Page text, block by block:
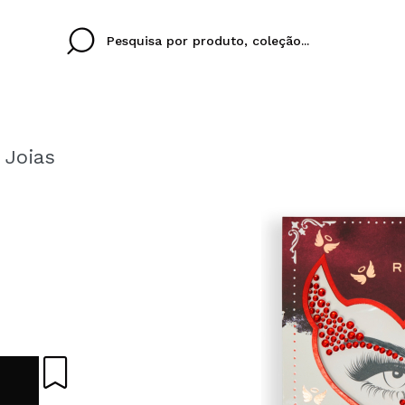
Eu não tenho uma
Ao criar uma conta
rapidamente, verificar
operações anteriores.
IDIOMA PORTUGUESE
colori